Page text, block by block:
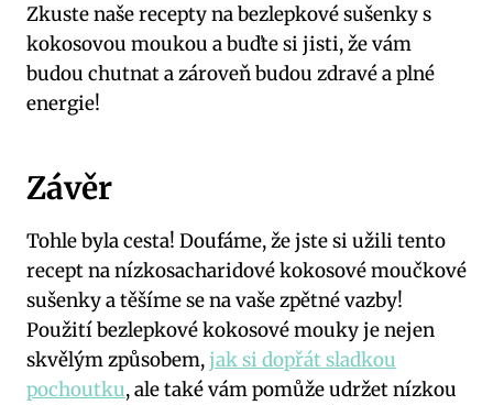
Zkuste naše recepty na bezlepkové sušenky s
kokosovou moukou a buďte si jisti, že vám
budou chutnat a zároveň budou zdravé a plné
energie!
Závěr
Tohle byla cesta! Doufáme, že jste si užili tento
recept na nízkosacharidové kokosové moučkové
sušenky a těšíme se na vaše zpětné vazby!
Použití bezlepkové kokosové mouky je nejen
skvělým způsobem,jak si dopřát sladkou
pochoutku, ale také vám pomůže udržet nízkou